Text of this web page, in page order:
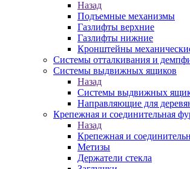
Назад
Подъемные механизмы
Газлифты верхние
Газлифты нижние
Кронштейны
Системы отталкивания и
Системы выдвижных ящиков
Назад
Системы выдвижных
Направляющие для
Крепежная и соединительная
Назад
Крепежная и
Метизы
Держатели стекла